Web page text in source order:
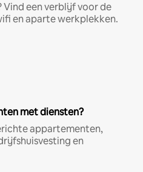
Vind een verblijf voor de
en aparte werkplekken.
met diensten?
appartementen,
en